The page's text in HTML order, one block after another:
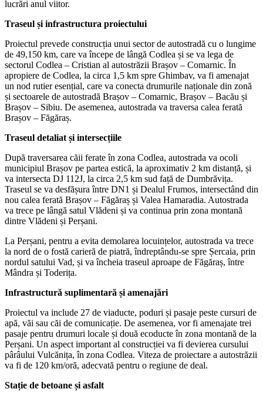
lucrări anul viitor.
Traseul și infrastructura proiectului
Proiectul prevede construcția unui sector de autostradă cu o lungime
de 49,150 km, care va începe de lângă Codlea și se va lega de
sectorul Codlea – Cristian al autostrăzii Brașov – Comarnic. În
apropiere de Codlea, la circa 1,5 km spre Ghimbav, va fi amenajat
un nod rutier esențial, care va conecta drumurile naționale din zonă
și sectoarele de autostradă Brașov – Comarnic, Brașov – Bacău și
Brașov – Sibiu. De asemenea, autostrada va traversa calea ferată
Brașov – Făgăraș.
Traseul detaliat și intersecțiile
După traversarea căii ferate în zona Codlea, autostrada va ocoli
municipiul Brașov pe partea estică, la aproximativ 2 km distanță, și
va intersecta DJ 112J, la circa 2,5 km sud față de Dumbrăvița.
Traseul se va desfășura între DN1 și Dealul Frumos, intersectând din
nou calea ferată Brașov – Făgăraș și Valea Hamaradia. Autostrada
va trece pe lângă satul Vlădeni și va continua prin zona montană
dintre Vlădeni și Perșani.
La Perșani, pentru a evita demolarea locuințelor, autostrada va trece
la nord de o fostă carieră de piatră, îndreptându-se spre Șercaia, prin
nordul satului Vad, și va încheia traseul aproape de Făgăraș, între
Mândra și Toderița.
Infrastructură suplimentară și amenajări
Proiectul va include 27 de viaducte, poduri și pasaje peste cursuri de
apă, văi sau căi de comunicație. De asemenea, vor fi amenajate trei
pasaje pentru drumuri locale și două ecoducte în zona montană de la
Perșani. Un aspect important al construcției va fi devierea cursului
pârâului Vulcănița, în zona Codlea. Viteza de proiectare a autostrăzii
va fi de 120 km/oră, adecvată pentru o regiune de deal.
Stație de betoane și asfalt